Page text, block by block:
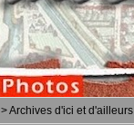
> Archives d'ici et d'ailleurs